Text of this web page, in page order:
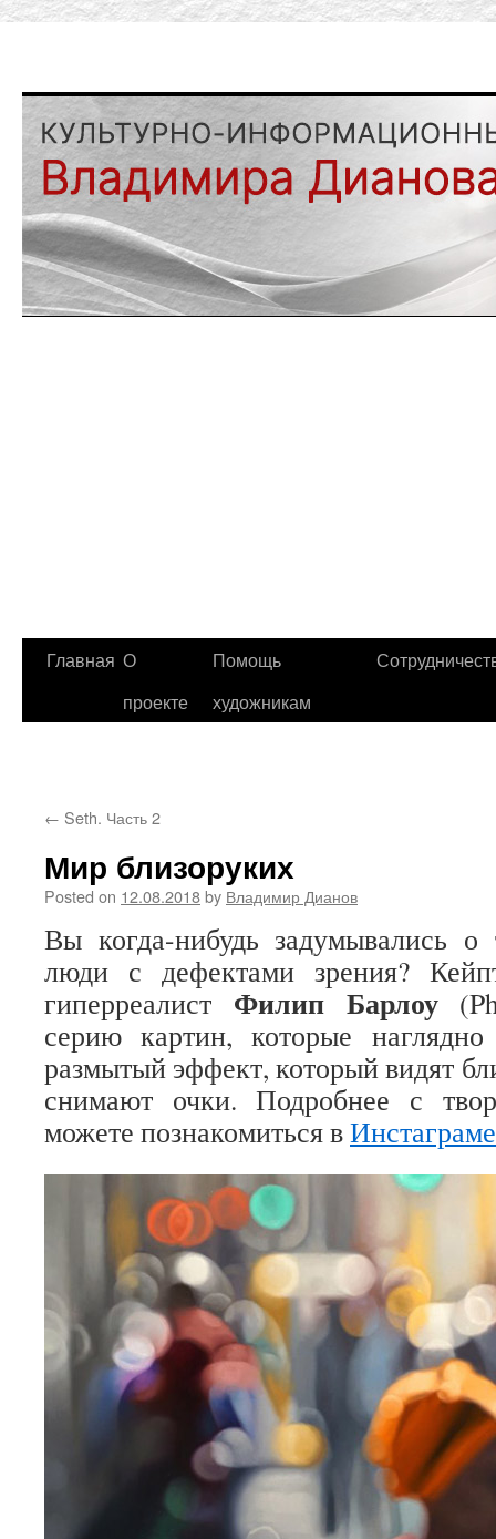
Главная О
проекте
Помощь
художникам
← Seth. Часть 2
Мир близоруких
Posted on 12.08.2018by Владимир Дианов
Вы когда-нибудь задумывались
люди с дефектами зрения?
гиперреалист Филип Барлоу
серию картин, которые
размытый эффект, который видят
снимают очки. Подробнее с
можете познакомиться вИнстаграме